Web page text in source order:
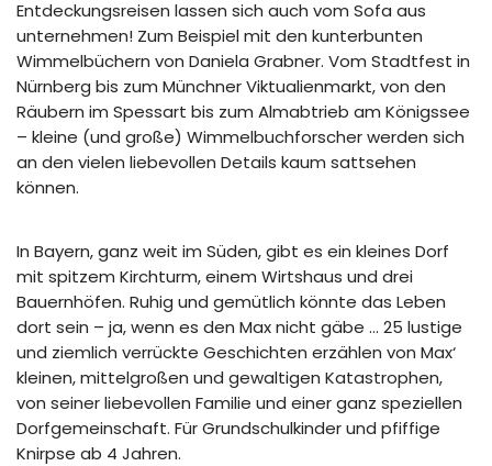
Entdeckungsreisen lassen sich auch vom Sofa aus
unternehmen! Zum Beispiel mit den kunterbunten
Wimmelbüchern von Daniela Grabner. Vom Stadtfest in
Nürnberg bis zum Münchner Viktualienmarkt, von den
Räubern im Spessart bis zum Almabtrieb am Königssee
– kleine (und große) Wimmelbuchforscher werden sich
an den vielen liebevollen Details kaum sattsehen
können.
In Bayern, ganz weit im Süden, gibt es ein kleines Dorf
mit spitzem Kirchturm, einem Wirtshaus und drei
Bauernhöfen. Ruhig und gemütlich könnte das Leben
dort sein – ja, wenn es den Max nicht gäbe … 25 lustige
und ziemlich verrückte Geschichten erzählen von Max‘
kleinen, mittelgroßen und gewaltigen Katastrophen,
von seiner liebevollen Familie und einer ganz speziellen
Dorfgemeinschaft. Für Grundschulkinder und pfiffige
Knirpse ab 4 Jahren.